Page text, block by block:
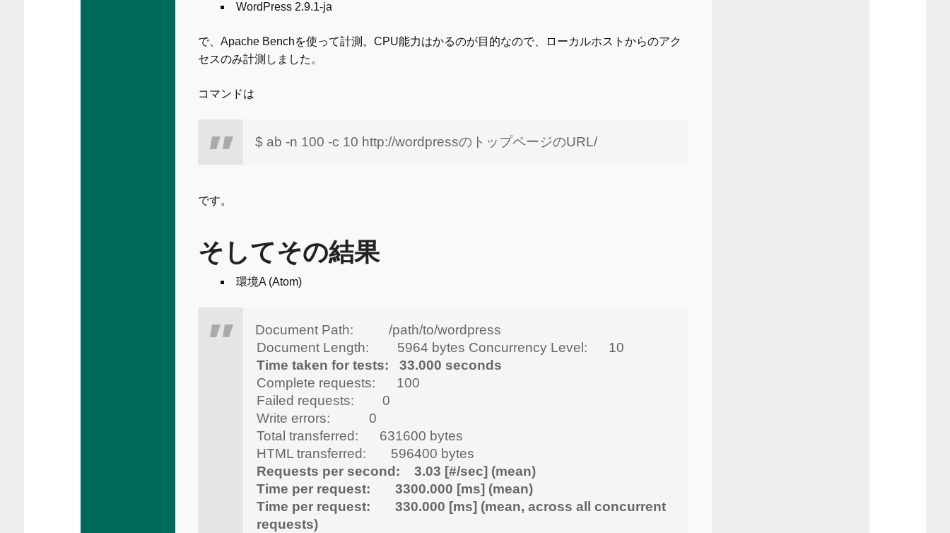
WordPress 2.9.1-ja
で、Apache Benchを使って計測。CPU能力はかるのが目的なので、ローカルホストからのアク
セスのみ計測しました。
コマンドは
$ ab -n 100 -c 10 http://wordpressのトップページのURL/
です。
そしてその結果
環境A (Atom)
Document Path: /path/to/wordpress
Document Length: 5964 bytes Concurrency Level: 10
Time taken for tests: 33.000 seconds
Complete requests: 100
Failed requests: 0
Write errors: 0
Total transferred: 631600 bytes
HTML transferred: 596400 bytes
Requests per second: 3.03 [#/sec] (mean)
Time per request: 3300.000 [ms] (mean)
Time per request: 330.000 [ms] (mean, across all concurrent
requests)